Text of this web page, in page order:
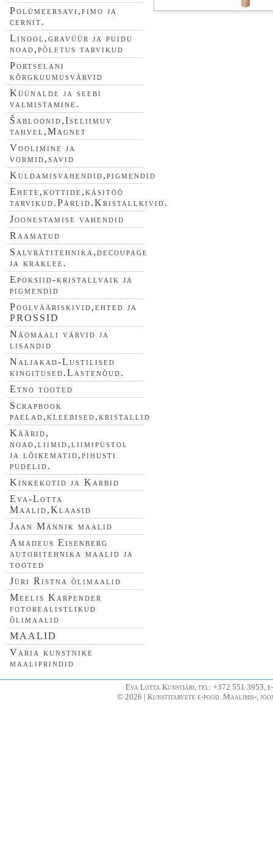
Polümeersavi,fimo ja
cernit.
Linool,gravüür ja puidu
noad,põletus tarvikud
Portselani
kõrgkuumusvärvid
Küünalde ja seebi
valmistamine.
Šabloonid,Iseliimuv
tahvel,Magnet
Voolimine ja
vormid,savid
Kuldamisvahendid,pigmendid
Ehete,kottide,käsitöö
tarvikud.Pärlid.Kristallkivid.
Joonestamise vahendid
Raamatud
Salvrätitehnika,decoupage
ja kraklee.
Epoksiid-kristallvaik ja
pigmendid
Poolvääriskivid,ehted ja
PROSSID
Näomaali värvid ja
lisandid
Naljakad-Lustilised
kingitused.Lastenõud.
Etno tooted
Scrapbook
paelad,kleebised,kristallid
Käärid,
noad,liimid,liimipüstol
ja lõikematid,pihusti
pudelid.
Kinkekotid ja Karbid
Eva-Lotta
Maalid,Klaasid
Jaan Männik maalid
Amadeus Eisenberg
autoritehnika maalid ja
tooted
Jüri Ristna õlimaalid
Meelis Karpender
fotorealistlikud
õlimaalid
MAALID
Varia kunstnike
maaliprindid
Eva Lotta Kunstiäri, tel: +372 551 3953,
© 2026 | Kunstitarvete e-pood. Maalimis-,